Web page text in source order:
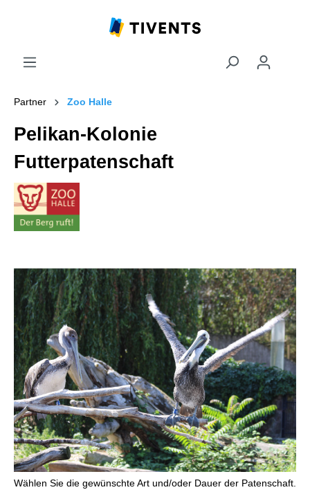
Partner Zoo Halle
Pelikan-Kolonie
Futterpatenschaft
Wählen Sie die gewünschte Art und/oder Dauer der Patenschaft.